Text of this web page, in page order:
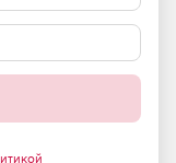
объемами
и наземного